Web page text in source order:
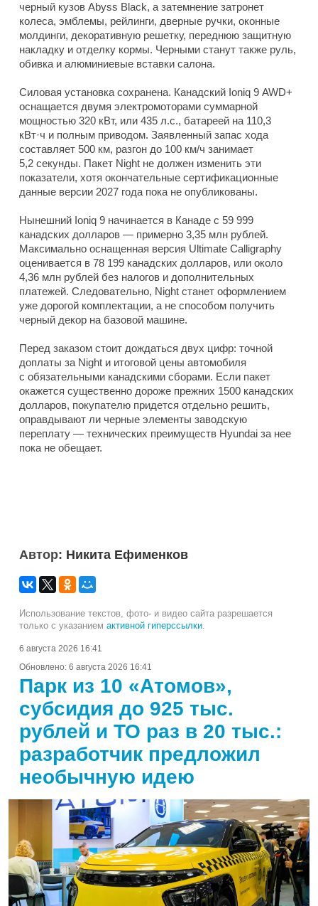
черный кузов Abyss Black, а затемнение затронет
колеса, эмблемы, рейлинги, дверные ручки, оконные
молдинги, декоративную решетку, переднюю защитную
накладку и отделку кормы. Черными станут также руль,
обивка и алюминиевые вставки салона.
Силовая установка сохранена. Канадский Ioniq 9 AWD+
оснащается двумя электромоторами суммарной
мощностью 320 кВт, или 435 л.с., батареей на 110,3
кВт·ч и полным приводом. Заявленный запас хода
составляет 500 км, разгон до 100 км/ч занимает
5,2 секунды. Пакет Night не должен изменить эти
показатели, хотя окончательные сертификационные
данные версии 2027 года пока не опубликованы.
Нынешний Ioniq 9 начинается в Канаде с 59 999
канадских долларов — примерно 3,35 млн рублей.
Максимально оснащенная версия Ultimate Calligraphy
оценивается в 78 199 канадских долларов, или около
4,36 млн рублей без налогов и дополнительных
платежей. Следовательно, Night станет оформлением
уже дорогой комплектации, а не способом получить
черный декор на базовой машине.
Перед заказом стоит дождаться двух цифр: точной
доплаты за Night и итоговой цены автомобиля
с обязательными канадскими сборами. Если пакет
окажется существенно дороже прежних 1500 канадских
долларов, покупателю придется отдельно решить,
оправдывают ли черные элементы заводскую
переплату — технических преимуществ Hyundai за нее
пока не обещает.
Автор: Никита Ефименков
Использование текстов, фото- и видео сайта разрешается
только с указанием активной гиперссылки.
6 августа 2026 16:41
Обновлено: 6 августа 2026 16:41
Парк из 10 «Атомов»,
субсидия до 925 тыс.
рублей и ТО раз в 20 тыс.:
разработчик предложил
необычную идею